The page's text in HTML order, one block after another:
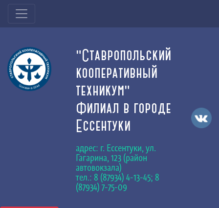
"Ставропольский
кооперативный
техникум"
Филиал в городе
Ессентуки
адрес: г. Ессентуки, ул.
Гагарина, 123 (район
автовокзала)
тел.: 8 (87934) 4-13-45; 8
(87934) 7-75-09